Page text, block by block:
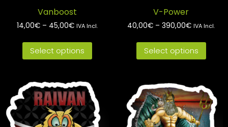
Vanboost
14,00€– 45,00€ IVA Incl.
Select options
V-Power
40,00€ – 390,00€ IVA Incl.
Select options